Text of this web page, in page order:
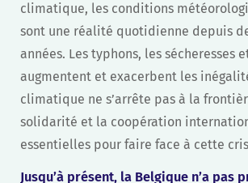
climatique, les conditions
sont une réalité quotidienne depuis
années. Les typhons, les sécheresses
augmentent et exacerbent les
climatique ne s’arrête pas à la
solidarité et la coopération
essentielles pour faire face à cette
Jusqu’à présent, la Belgique n’a pas